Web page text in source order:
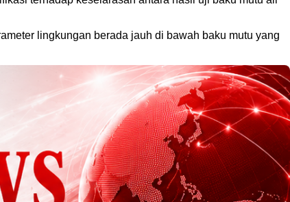
lingkungan berada jauh di bawah baku mutu yang